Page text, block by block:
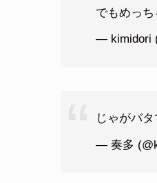
でもめっち
— kimidori
じゃがバ
— 奏多